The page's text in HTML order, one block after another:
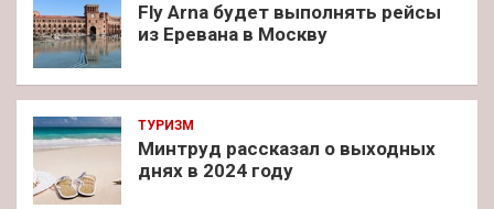
Fly Arna будет выполнять рейсы
из Еревана в Москву
ТУРИЗМ
Минтруд рассказал о выходных
днях в 2024 году